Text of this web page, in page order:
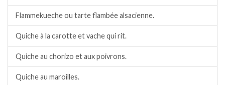
Flammekueche ou tarte flambée alsacienne.
Quiche à la carotte et vache qui rit.
Quiche au chorizo et aux poivrons.
Quiche au maroilles.